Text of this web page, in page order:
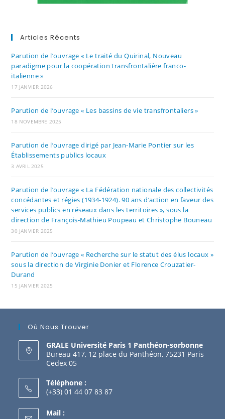
Articles Récents
Parution de l’ouvrage « Le traité du Quirinal, Nouveau
paradigme pour la coopération transfrontalière franco-
italienne »
17 JANVIER 2026
Parution de l’ouvrage « Les bassins de vie transfrontaliers »
18 NOVEMBRE 2025
Parution de l’ouvrage dirigé par Jean-Marie Pontier sur les
Établissements publics locaux
3 AVRIL 2025
Parution de l’ouvrage « La Fédération nationale des collectivités
concédantes et régies (1934-1924). 90 ans d’action en faveur des
services publics en réseaux dans les territoires », sous la
direction de François-Mathieu Poupeau et Christophe Bouneau
30 JANVIER 2025
Parution de l’ouvrage « Recherche sur le statut des élus locaux »
sous la direction de Virginie Donier et Florence Crouzatier-
Durand
15 JANVIER 2025
Où Nous Trouver
GRALE Université Paris 1 Panthéon-sorbonne
Bureau 417, 12 place du Panthéon, 75231 Paris
Cedex 05
Téléphone :
(+33) 01 44 07 83 87
Mail :